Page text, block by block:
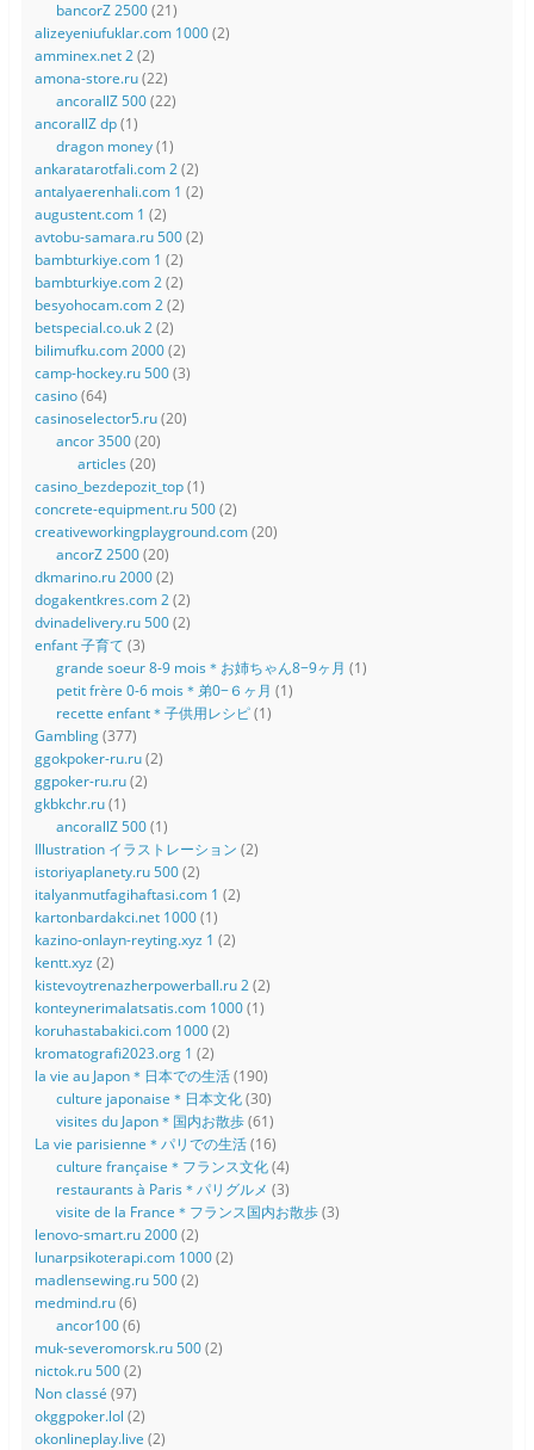
bancorZ 2500(21)
alizeyeniufuklar.com 1000(2)
amminex.net 2(2)
amona-store.ru(22)
ancorallZ 500(22)
ancorallZ dp(1)
dragon money(1)
ankaratarotfali.com 2(2)
antalyaerenhali.com 1 (2)
augustent.com 1 (2)
avtobu-samara.ru 500(2)
bambturkiye.com 1 (2)
bambturkiye.com 2(2)
besyohocam.com 2(2)
betspecial.co.uk 2(2)
bilimufku.com 2000(2)
camp-hockey.ru 500(3)
casino(64)
casinoselector5.ru(20)
ancor 3500(20)
articles (20)
casino_bezdepozit_top(1)
concrete-equipment.ru 500(2)
creativeworkingplayground.com(20)
ancorZ 2500(20)
dkmarino.ru 2000(2)
dogakentkres.com 2(2)
dvinadelivery.ru 500(2)
enfant 子育て (3)
grande soeur 8-9 mois＊お姉ちゃん8−9ヶ月 (1)
petit frère 0-6 mois＊弟0−６ヶ月 (1)
recette enfant＊子供用レシピ(1)
Gambling(377)
ggokpoker-ru.ru(2)
ggpoker-ru.ru(2)
gkbkchr.ru(1)
ancorallZ 500(1)
Illustration イラストレーション (2)
istoriyaplanety.ru 500(2)
italyanmutfagihaftasi.com 1 (2)
kartonbardakci.net 1000(1)
kazino-onlayn-reyting.xyz 1 (2)
kentt.xyz (2)
kistevoytrenazherpowerball.ru 2(2)
konteynerimalatsatis.com 1000(1)
koruhastabakici.com 1000(2)
kromatografi2023.org 1 (2)
la vie au Japon＊日本での生活(190)
culture japonaise＊日本文化(30)
visites du Japon＊国内お散歩(61)
La vie parisienne＊パリでの生活(16)
culture française＊フランス文化(4)
restaurants à Paris＊パリグルメ (3)
visite de la France＊フランス国内お散歩(3)
lenovo-smart.ru 2000(2)
lunarpsikoterapi.com 1000(2)
madlensewing.ru 500(2)
medmind.ru(6)
ancor100(6)
muk-severomorsk.ru 500(2)
nictok.ru 500(2)
Non classé (97)
okggpoker.lol (2)
okonlineplay.live (2)